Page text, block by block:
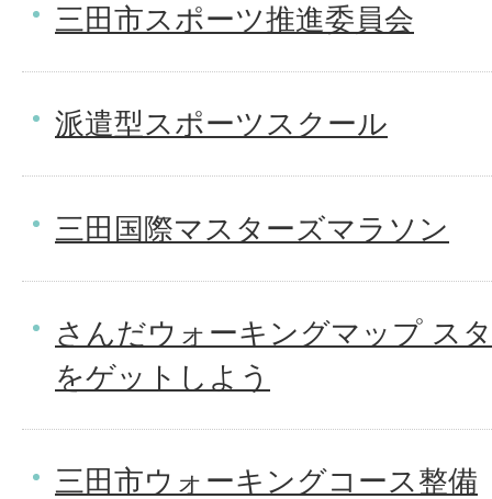
三田市スポーツ推進委員会
派遣型スポーツスクール
三田国際マスターズマラソン
さんだウォーキングマップ ス
をゲットしよう
三田市ウォーキングコース整備